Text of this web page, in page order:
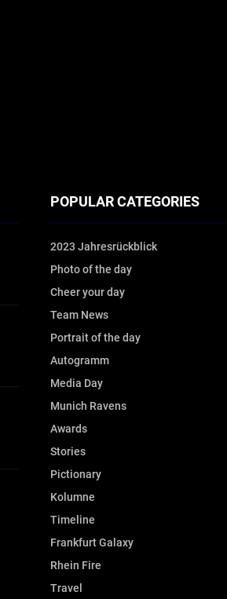
POPULAR CATEGORIES
2023 Jahresrückblick
Photo of the day
Cheer your day
Team News
Portrait of the day
Autogramm
Media Day
Munich Ravens
Awards
Stories
Pictionary
Kolumne
Timeline
Frankfurt Galaxy
Rhein Fire
Travel